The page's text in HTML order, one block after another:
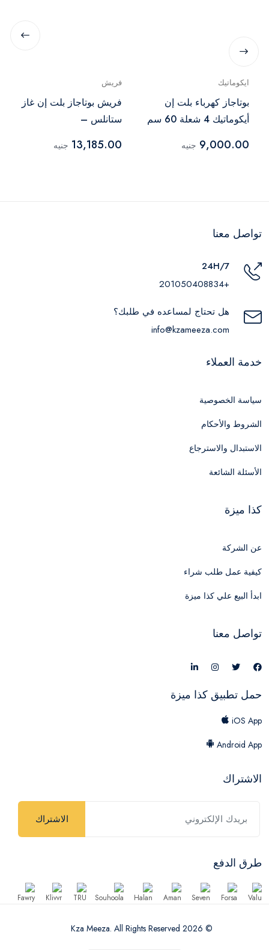
ايكوماتيك
بوتاجاز كهرباء بلت إن
أيكوماتيك 4 شعلة 60 سم
9,000.00 جنيه
فريش
فريش بوتاجاز بلت إن غاز
ستانلس –
13,185.00 جنيه
تواصل معنا
24H/7
+201050408834
هل تحتاج لمساعده في طلبك؟
info@kzameeza.com
خدمة العملاء
سياسة الخصوصية
الشروط والأحكام
الاستبدال والاسترجاع
الأسئلة الشائعة
كذا ميزة
عن الشركة
كيفية عمل طلب شراء
ابدأ البيع علي كذا ميزة
تواصل معنا
حمل تطبيق كذا ميزة
iOS App
Android App
الاشتراك
الاشتراك
طرق الدفع
© 2026 Kza Meeza. All Rights Reserved